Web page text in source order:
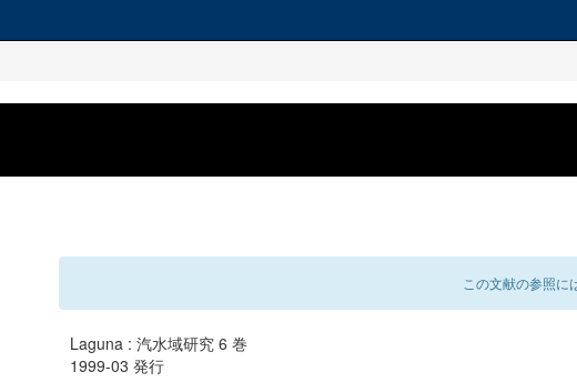
この文献の参照に
Laguna : 汽水域研究 6 巻
1999-03 発行